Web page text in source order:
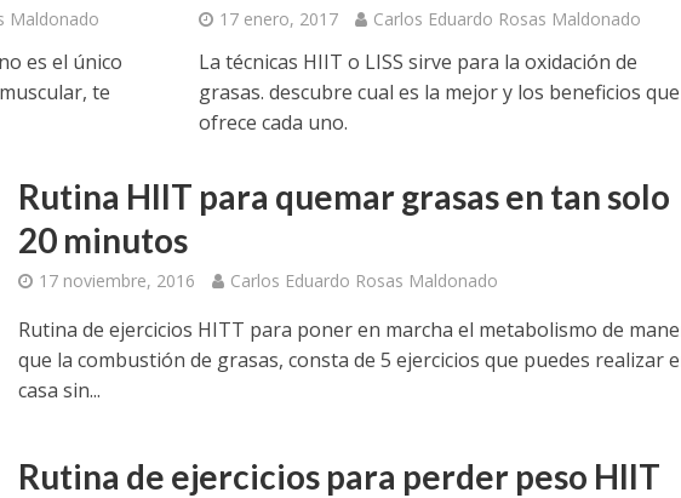
Maldonado
es el único
te
17 enero, 2017 Carlos Eduardo Rosas Maldonado
La técnicas HIIT o LISS sirve para la oxidación de
grasas. descubre cual es la mejor y los beneficios que
ofrece cada uno.
Rutina HIIT para quemar grasas en tan solo
20 minutos
17 noviembre, 2016 Carlos Eduardo Rosas Maldonado
Rutina de ejercicios HITT para poner en marcha el metabolismo de
que la combustión de grasas, consta de 5 ejercicios que puedes realizar
casa sin...
Rutina de ejercicios para perder peso HIIT